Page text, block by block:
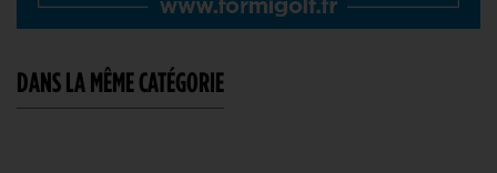
DANS LA MÊME CATÉGORIE